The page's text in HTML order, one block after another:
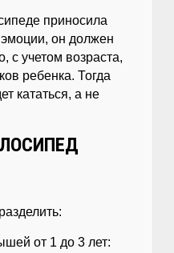
приносила
он должен
с учетом возраста,
ребенка. Тогда
кататься, а не
от 1 до 3 лет: